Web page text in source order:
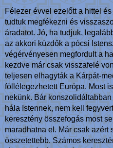
Félezer évvel ezelőtt a hittel
tudtuk megfékezni és
áradatot. Jó, ha tudjuk,
az akkori küzdők a pócsi
végérvényesen megfordult a
kezdve már csak visszafelé
teljesen elhagyták a Kárpát-
föllélegezhetett Európa. Most
nekünk. Bár
hála Istennek, nem kell
keresztény összefogás most
maradhatna el. Már csak azért
összetettebb. Számos